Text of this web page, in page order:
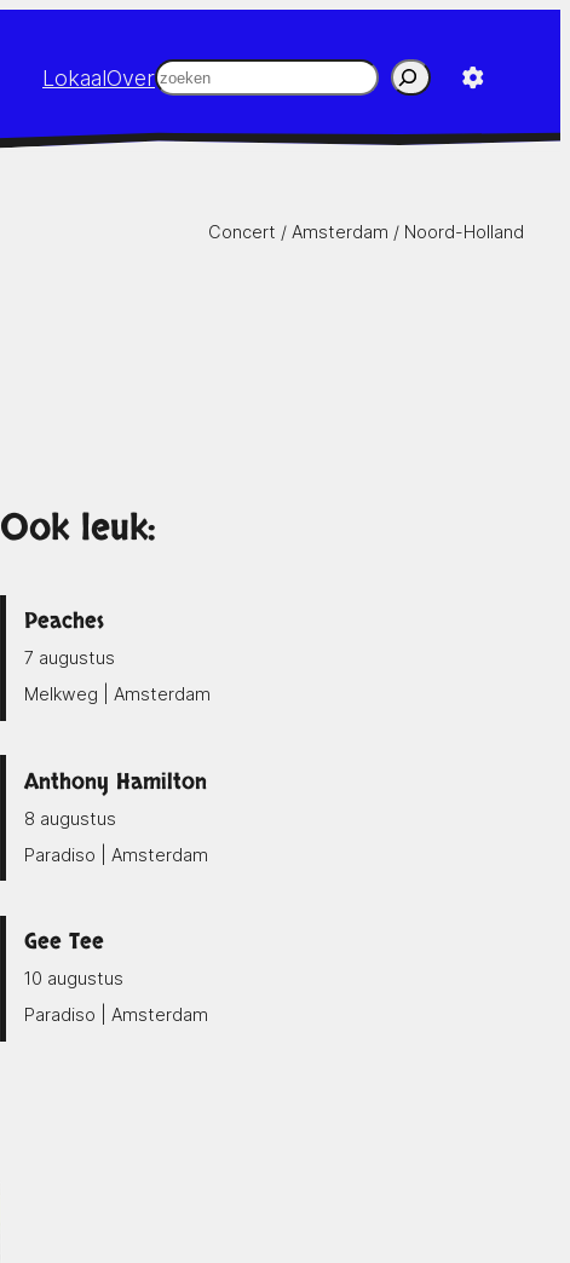
LokaalOverZoeken
Concert / Amsterdam / Noord-Holland
Ook leuk:
Peaches
7 augustus
Melkweg | Amsterdam
Anthony Hamilton
8 augustus
Paradiso | Amsterdam
Gee Tee
10 augustus
Paradiso | Amsterdam